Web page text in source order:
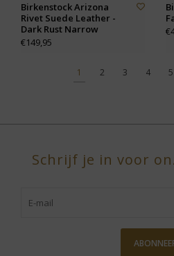
Birkenstock Arizona
Rivet Suede Leather -
Dark Rust Narrow
€149,95
1 2 3 4 5
Schrijf je in voor